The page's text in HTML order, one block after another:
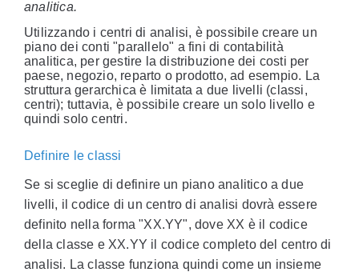
analitica.
Utilizzando i centri di analisi, è possibile creare un
piano dei conti "parallelo" a fini di contabilità
analitica, per gestire la distribuzione dei costi per
paese, negozio, reparto o prodotto, ad esempio. La
struttura gerarchica è limitata a due livelli (classi,
centri); tuttavia, è possibile creare un solo livello e
quindi solo centri.
Definire le classi
Se si sceglie di definire un piano analitico a due
livelli, il codice di un centro di analisi dovrà essere
definito nella forma "XX.YY", dove XX è il codice
della classe e XX.YY il codice completo del centro di
analisi. La classe funziona quindi come un insieme